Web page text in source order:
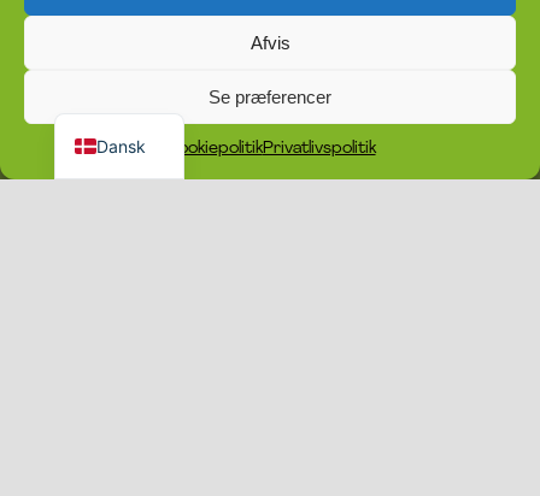
Afvis
Se præferencer
CookiepolitikPrivatlivspolitik
TALE MED
HEADSPACE TILBYDER GRATIS OG ANONYM
RÅDGIVNING I HELE DANMARK TIL ALLE MELLEM 12-
Dansk